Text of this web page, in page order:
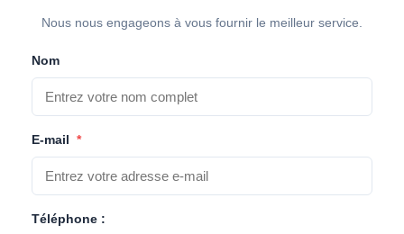
Nous nous engageons à vous fournir le meilleur service.
Nom
E-mail *
Téléphone :